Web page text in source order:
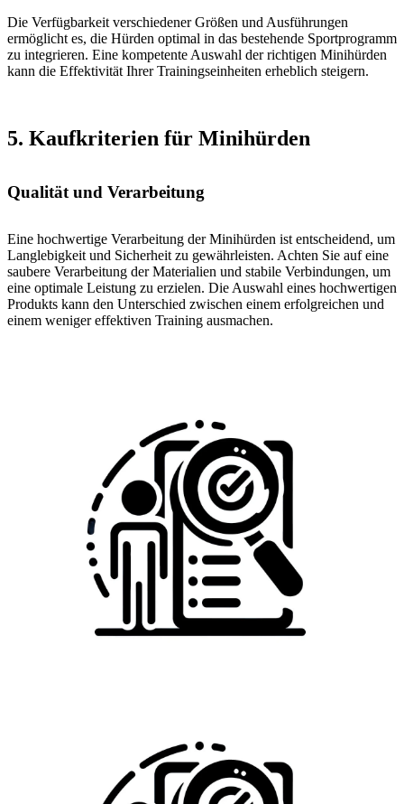
Die Verfügbarkeit verschiedener Größen und Ausführungen
ermöglicht es, die Hürden optimal in das bestehende Sportprogramm
zu integrieren. Eine kompetente Auswahl der richtigen Minihürden
kann die Effektivität Ihrer Trainingseinheiten erheblich steigern.
5. Kaufkriterien für Minihürden
Qualität und Verarbeitung
Eine hochwertige Verarbeitung der Minihürden ist entscheidend, um
Langlebigkeit und Sicherheit zu gewährleisten. Achten Sie auf eine
saubere Verarbeitung der Materialien und stabile Verbindungen, um
eine optimale Leistung zu erzielen. Die Auswahl eines hochwertigen
Produkts kann den Unterschied zwischen einem erfolgreichen und
einem weniger effektiven Training ausmachen.